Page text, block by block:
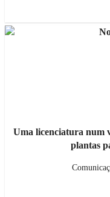
Uma licenciatura num
plantas